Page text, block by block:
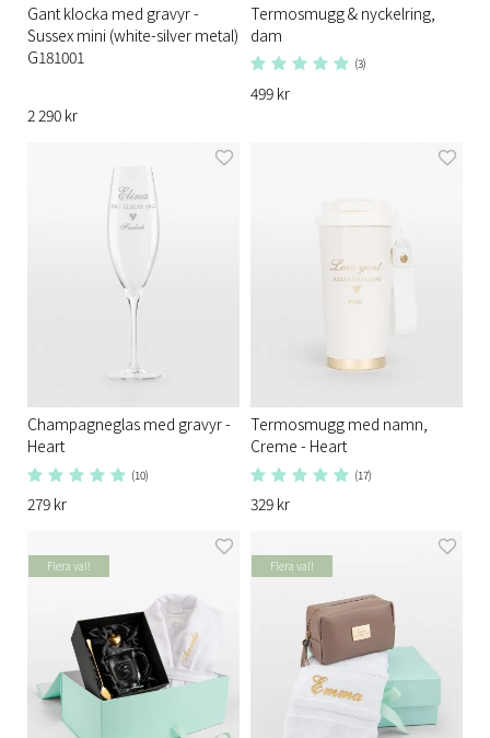
Gant klocka med gravyr -
Sussex mini (white-silver metal)
G181001
2 290 kr
Termosmugg & nyckelring,
dam
(3)
499 kr
Champagneglas med gravyr -
Heart
(10)
279 kr
Termosmugg med namn,
Creme - Heart
(17)
329 kr
Flera val! Flera val!